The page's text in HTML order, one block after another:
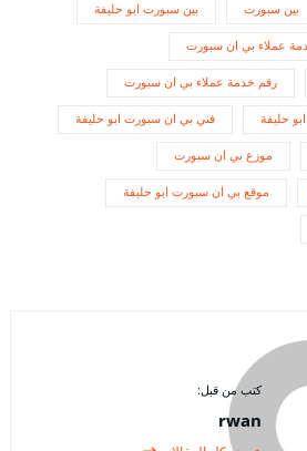
بين سبورت بين سبورت ابو حليفة
عملاء بي ان سبورت
رقم خدمة عملاء بي ان سبورت
حليفة فني بي ان سبورت ابو حليفة
موزع بي ان سبورت
موقع بي ان سبورت ابو حليفة
كتب من قبل:
rwan